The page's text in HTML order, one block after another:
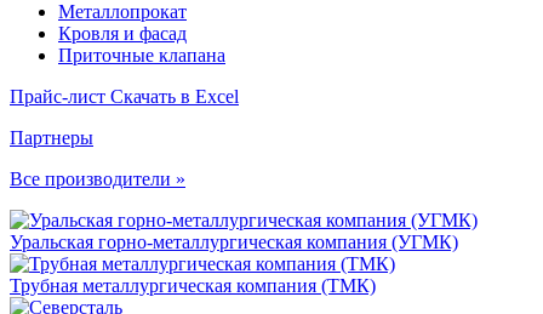
Металлопрокат
Кровля и фасад
Приточные клапана
Прайс-лист Скачать в Excel
Партнеры
Все производители »
Уральская горно-металлургическая компания (УГМК)
Трубная металлургическая компания (ТМК)